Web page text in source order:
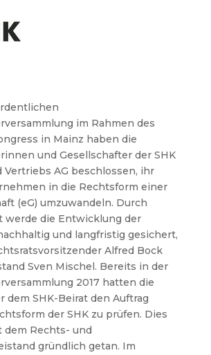
im Rahmen des
in Mainz haben die
und Gesellschafter der SHK
Vertriebs AG beschlossen, ihr
in die Rechtsform einer
(eG) umzuwandeln. Durch
werde die Entwicklung der
und langfristig gesichert,
Alfred Bock
Sven Mischel. Bereits in der
2017 hatten die
dem SHK-Beirat den Auftrag
der SHK zu prüfen. Dies
dem Rechts- und
gründlich getan. Im